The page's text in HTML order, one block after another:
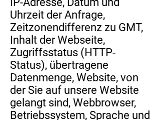
Uhrzeit der Anfrage,
Zeitzonendifferenz zu GMT,
Inhalt der Webseite,
Zugriffsstatus (HTTP-
Status), übertragene
Datenmenge, Website, von
der Sie auf unsere Website
gelangt sind, Webbrowser,
Betriebssystem, Sprache und